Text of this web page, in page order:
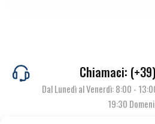
Chiamaci:
Dal Lunedì al Venerdì: 8:00 -
19:30